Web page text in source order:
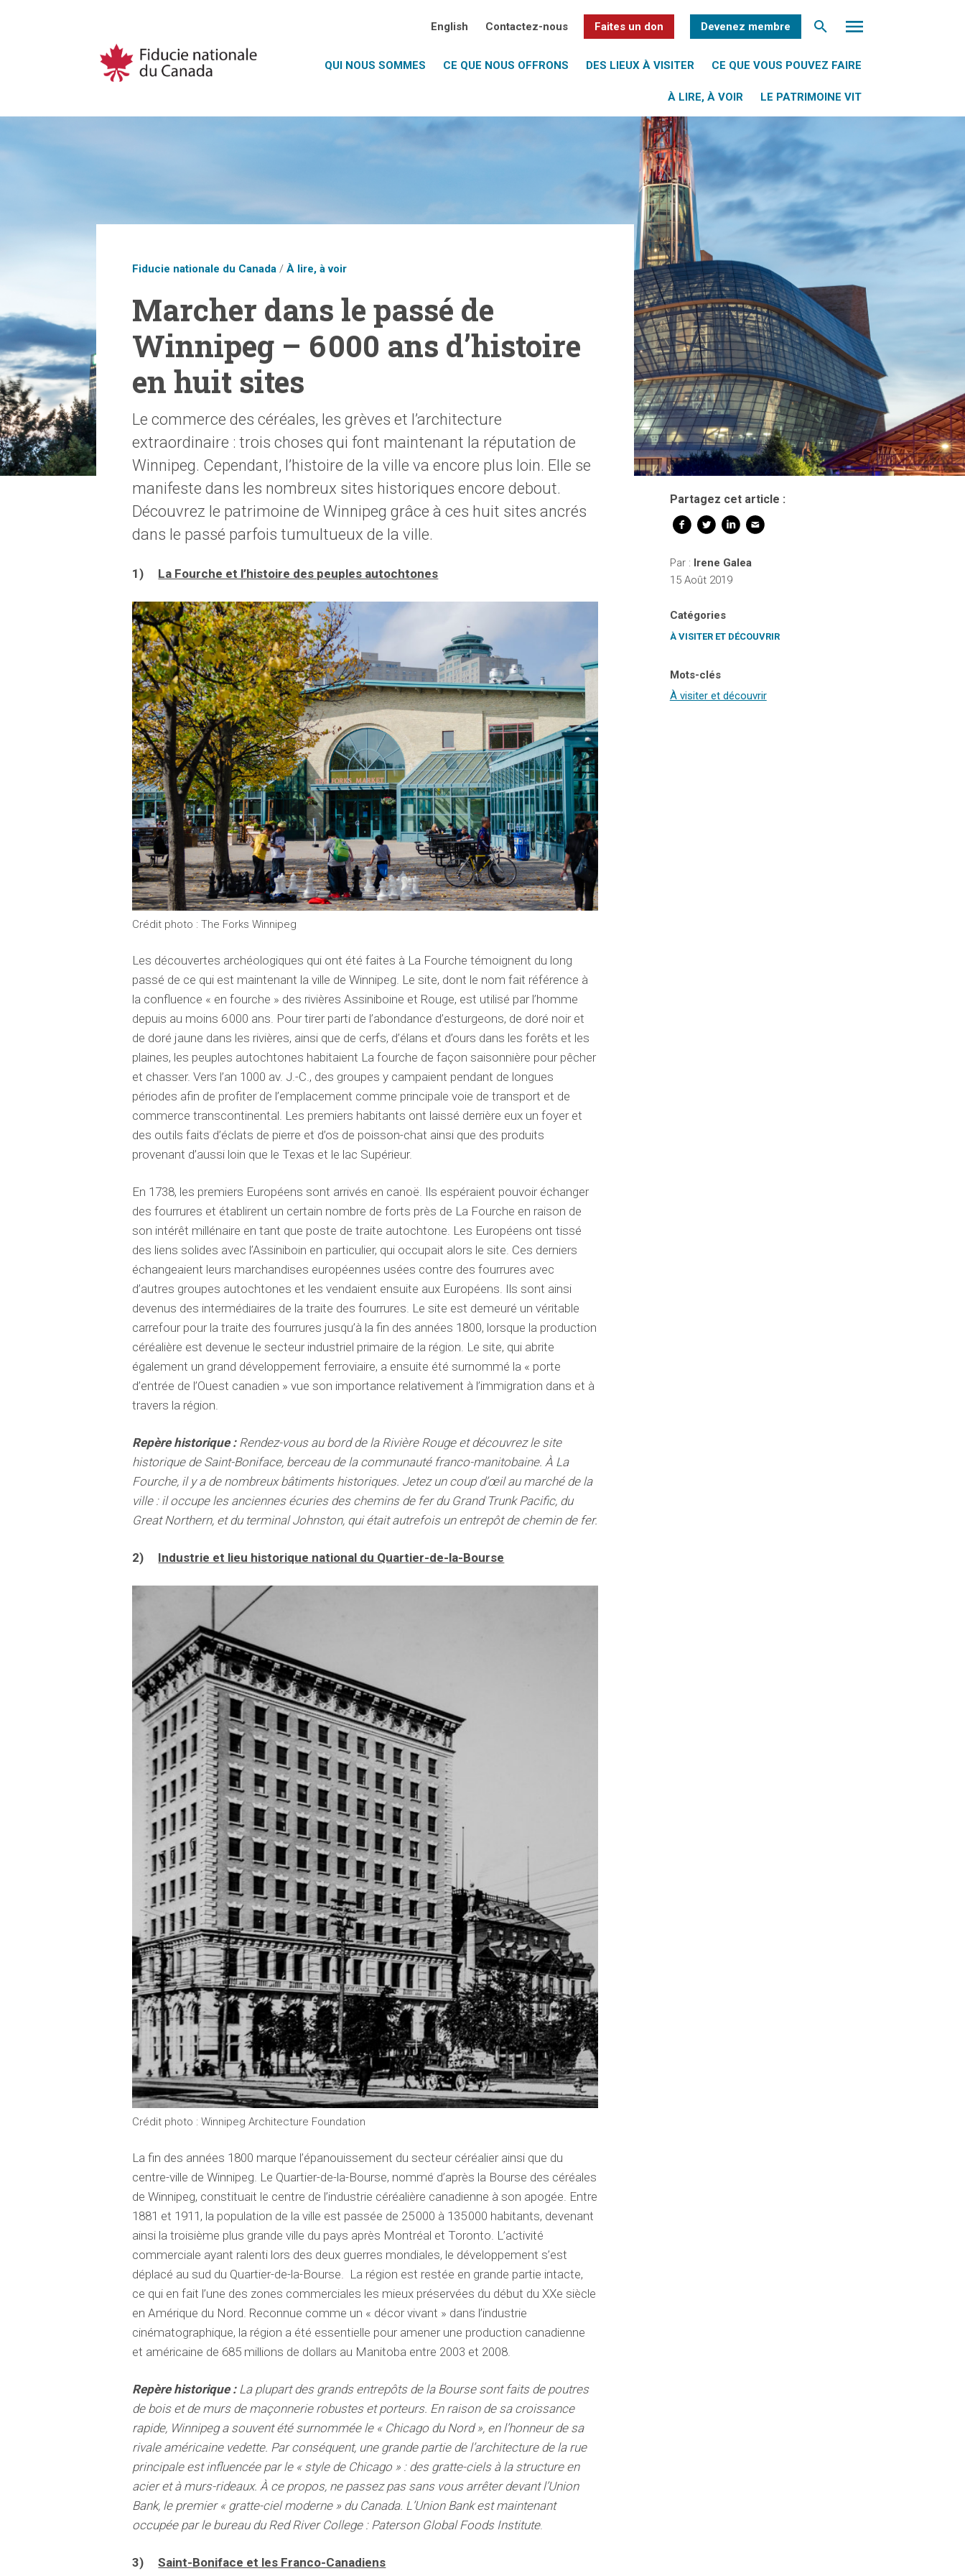
English Contactez-nous Faites un don Devenez membre
QUI NOUS SOMMES CE QUE NOUS OFFRONS DES LIEUX À VISITER CE QUE VOUS POUVEZ FAIRE
À LIRE, À VOIR LE PATRIMOINE VIT
Partagez cet article :
Par : Irene Galea
15 Août 2019
Catégories
À VISITER ET DÉCOUVRIR
Mots-clés
À visiter et découvrir
Fiducie nationale du Canada /À lire, à voir
Marcher dans le passé de
Winnipeg – 6 000 ans d’histoire
en huit sites
Le commerce des céréales, les grèves et l’architecture
extraordinaire : trois choses qui font maintenant la réputation de
Winnipeg. Cependant, l’histoire de la ville va encore plus loin. Elle se
manifeste dans les nombreux sites historiques encore debout.
Découvrez le patrimoine de Winnipeg grâce à ces huit sites ancrés
dans le passé parfois tumultueux de la ville.
1) La Fourche et l’histoire des peuples autochtones
Crédit photo : The Forks Winnipeg
Les découvertes archéologiques qui ont été faites à La Fourche témoignent du long
passé de ce qui est maintenant la ville de Winnipeg. Le site, dont le nom fait référence à
la confluence « en fourche » des rivières Assiniboine et Rouge, est utilisé par l’homme
depuis au moins 6 000 ans. Pour tirer parti de l’abondance d’esturgeons, de doré noir et
de doré jaune dans les rivières, ainsi que de cerfs, d’élans et d’ours dans les forêts et les
plaines, les peuples autochtones habitaient La fourche de façon saisonnière pour pêcher
et chasser. Vers l’an 1000 av. J.-C., des groupes y campaient pendant de longues
périodes afin de profiter de l’emplacement comme principale voie de transport et de
commerce transcontinental. Les premiers habitants ont laissé derrière eux un foyer et
des outils faits d’éclats de pierre et d’os de poisson-chat ainsi que des produits
provenant d’aussi loin que le Texas et le lac Supérieur.
En 1738, les premiers Européens sont arrivés en canoë. Ils espéraient pouvoir échanger
des fourrures et établirent un certain nombre de forts près de La Fourche en raison de
son intérêt millénaire en tant que poste de traite autochtone. Les Européens ont tissé
des liens solides avec l’Assiniboin en particulier, qui occupait alors le site. Ces derniers
échangeaient leurs marchandises européennes usées contre des fourrures avec
d’autres groupes autochtones et les vendaient ensuite aux Européens. Ils sont ainsi
devenus des intermédiaires de la traite des fourrures. Le site est demeuré un véritable
carrefour pour la traite des fourrures jusqu’à la fin des années 1800, lorsque la production
céréalière est devenue le secteur industriel primaire de la région. Le site, qui abrite
également un grand développement ferroviaire, a ensuite été surnommé la « porte
d’entrée de l’Ouest canadien » vue son importance relativement à l’immigration dans et à
travers la région.
Repère historique :Rendez-vous au bord de la Rivière Rouge et découvrez le site
historique de Saint-Boniface, berceau de la communauté franco-manitobaine. À La
Fourche, il y a de nombreux bâtiments historiques. Jetez un coup d’œil au marché de la
ville : il occupe les anciennes écuries des chemins de fer du Grand Trunk Pacific, du
Great Northern, et du terminal Johnston, qui était autrefois un entrepôt de chemin de fer.
2) Industrie et lieu historique national du Quartier-de-la-Bourse
Crédit photo : Winnipeg Architecture Foundation
La fin des années 1800 marque l’épanouissement du secteur céréalier ainsi que du
centre-ville de Winnipeg. Le Quartier-de-la-Bourse, nommé d’après la Bourse des céréales
de Winnipeg, constituait le centre de l’industrie céréalière canadienne à son apogée. Entre
1881 et 1911, la population de la ville est passée de 25 000 à 135 000 habitants, devenant
ainsi la troisième plus grande ville du pays après Montréal et Toronto. L’activité
commerciale ayant ralenti lors des deux guerres mondiales, le développement s’est
déplacé au sud du Quartier-de-la-Bourse. La région est restée en grande partie intacte,
ce qui en fait l’une des zones commerciales les mieux préservées du début du XXe siècle
en Amérique du Nord. Reconnue comme un « décor vivant » dans l’industrie
cinématographique, la région a été essentielle pour amener une production canadienne
et américaine de 685 millions de dollars au Manitoba entre 2003 et 2008.
Repère historique :La plupart des grands entrepôts de la Bourse sont faits de poutres
de bois et de murs de maçonnerie robustes et porteurs. En raison de sa croissance
rapide, Winnipeg a souvent été surnommée le « Chicago du Nord », en l’honneur de sa
rivale américaine vedette. Par conséquent, une grande partie de l’architecture de la rue
principale est influencée par le « style de Chicago » : des gratte-ciels à la structure en
acier et à murs-rideaux. À ce propos, ne passez pas sans vous arrêter devant l’Union
Bank, le premier « gratte-ciel moderne » du Canada. L’Union Bank est maintenant
occupée par le bureau du Red River College : Paterson Global Foods Institute.
3) Saint-Boniface et les Franco-Canadiens